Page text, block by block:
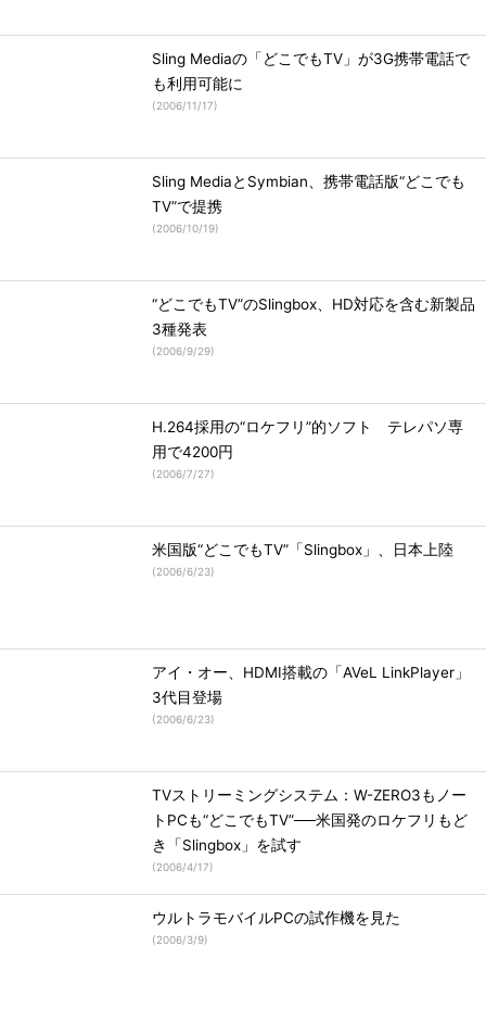
Sling Mediaの「どこでもTV」が3G携帯電話で
も利用可能に
(2006/11/17)
Sling MediaとSymbian、携帯電話版“どこでも
TV”で提携
(2006/10/19)
“どこでもTV”のSlingbox、HD対応を含む新製品
3種発表
(2006/9/29)
H.264採用の“ロケフリ”的ソフト テレパソ専
用で4200円
(2006/7/27)
米国版“どこでもTV”「Slingbox」、日本上陸
(2006/6/23)
アイ・オー、HDMI搭載の「AVeL LinkPlayer」
3代目登場
(2006/6/23)
TVストリーミングシステム：W-ZERO3もノー
トPCも“どこでもTV”──米国発のロケフリもど
き「Slingbox」を試す
(2006/4/17)
ウルトラモバイルPCの試作機を見た
(2006/3/9)